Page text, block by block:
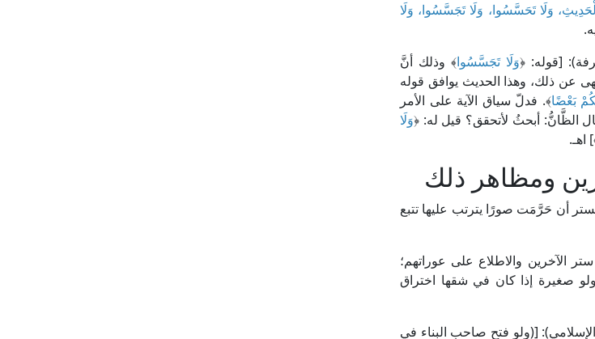
وَلَا تَحَسَّسُوا، وَلَا تَجَسَّسُوا، وَلَا
وَلَا تَجَسَّسُوا﴾ وذلك أنَّ
عن ذلك، وهذا الحديث يوافق قوله
بَعْضًا﴾. فدلّ سياق الآية على الأمر
الظَّانُّ: أبحثُ لأتحقق؟ قيل له: ﴿وَلَا
اهـ.
ومظاهر ذلك
أن حَرَّمَت صورًا يترتب عليها تتبع
الآخرين والاطلاع على عوراتهم؛
صغيرة إذا كان في شقها اختراق
"منحة الخالق" (7/ 33، ط. دار الكتاب الإسلامي): [(ولو فتح صاحب البناء في